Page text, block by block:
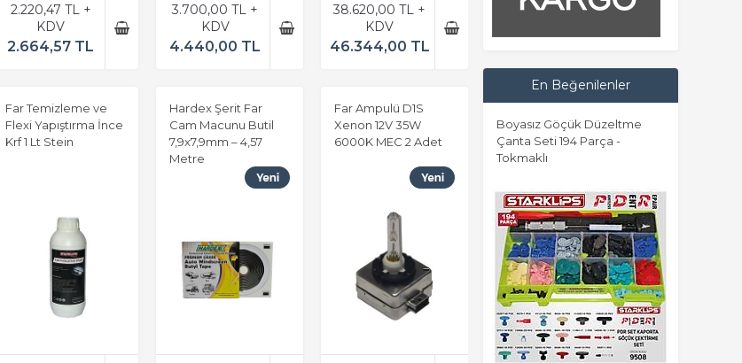
2.220,47 TL +
KDV
2.664,57 TL
3.700,00 TL +
KDV
4.440,00 TL
38.620,00 TL +
KDV
46.344,00 TL
Far Temizleme ve
Flexi Yapıştırma İnce
Krf 1 Lt Stein
Hardex Şerit Far
Cam Macunu Butil
7,9x7,9mm – 4,57
Metre
Far Ampulü D1S
Xenon 12V 35W
6000K MEC 2 Adet
En Beğenilenler
Boyasız Göçük Düzeltme
Çanta Seti 194 Parça -
Tokmaklı